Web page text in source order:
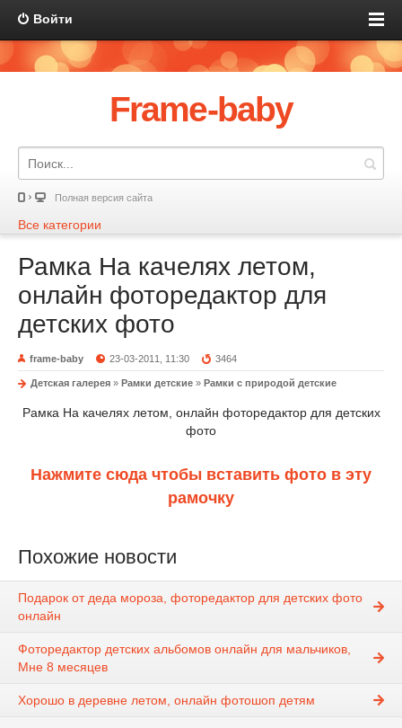
Войти
Frame-baby
Полная версия сайта
Все категории
Рамка На качелях летом,
онлайн фоторедактор для
детских фото
frame-baby 23-03-2011, 11:30 3464
Детская галерея » Рамки детские » Рамки с природой детские
Рамка На качелях летом, онлайн фоторедактор для детских
фото
Нажмите сюда чтобы вставить фото в эту
рамочку
Похожие новости
Подарок от деда мороза, фоторедактор для детских фото
онлайн
Фоторедактор детских альбомов онлайн для мальчиков,
Мне 8 месяцев
Хорошо в деревне летом, онлайн фотошоп детям